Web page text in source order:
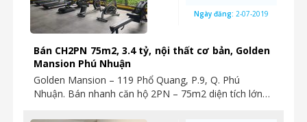
Bán CH2PN 75m2, 3.4 tỷ, nội thất cơ bản, Golden
Mansion Phú Nhuận
Golden Mansion – 119 Phổ Quang, P.9, Q. Phú
Nhuận. Bán nhanh căn hộ 2PN – 75m2 diện tích lớn…
Ngày đăng: 2-07-2019